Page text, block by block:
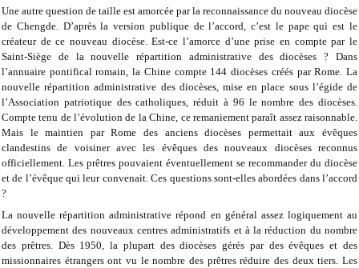
Une autre question de taille est amorcée par la reconnaissance du nouveau diocèse
de Chengde. D’après la version publique de l’accord, c’est le pape qui est le
créateur de ce nouveau diocèse. Est-ce l’amorce d’une prise en compte par le
Saint-Siège de la nouvelle répartition administrative des diocèses ? Dans
l’annuaire pontifical romain, la Chine compte 144 diocèses créés par Rome. La
nouvelle répartition administrative des diocèses, mise en place sous l’égide de
l’Association patriotique des catholiques, réduit à 96 le nombre des diocèses.
Compte tenu de l’évolution de la Chine, ce remaniement paraît assez raisonnable.
Mais le maintien par Rome des anciens diocèses permettait aux évêques
clandestins de voisiner avec les évêques des nouveaux diocèses reconnus
officiellement. Les prêtres pouvaient éventuellement se recommander du diocèse
et de l’évêque qui leur convenait. Ces questions sont-elles abordées dans l’accord
?
La nouvelle répartition administrative répond en général assez logiquement au
développement des nouveaux centres administratifs et à la réduction du nombre
des prêtres. Dès 1950, la plupart des diocèses gérés par des évêques et des
missionnaires étrangers ont vu le nombre des prêtres réduire des deux tiers. Les